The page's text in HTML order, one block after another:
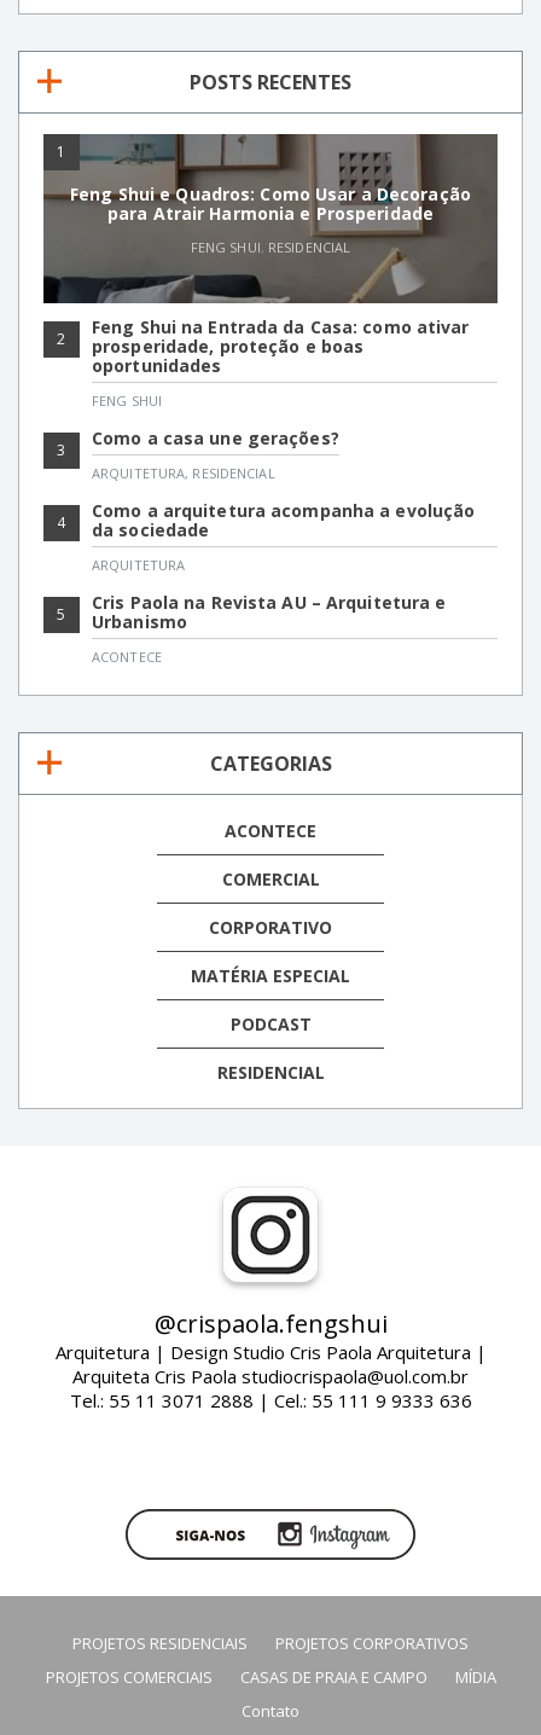
POSTS RECENTES
1
Feng Shui e Quadros: Como Usar a Decoração
para Atrair Harmonia e Prosperidade
FENG SHUI, RESIDENCIAL
2
Feng Shui na Entrada da Casa: como ativar
prosperidade, proteção e boas
oportunidades
FENG SHUI
3 Como a casa une gerações?
ARQUITETURA, RESIDENCIAL
4
Como a arquitetura acompanha a evolução
da sociedade
ARQUITETURA
5
Cris Paola na Revista AU – Arquitetura e
Urbanismo
ACONTECE
CATEGORIAS
ACONTECE
COMERCIAL
CORPORATIVO
MATÉRIA ESPECIAL
PODCAST
RESIDENCIAL
@crispaola.fengshui
Arquitetura | Design Studio Cris Paola Arquitetura |
Arquiteta Cris Paola studiocrispaola@uol.com.br
Tel.: 55 11 3071 2888 | Cel.: 55 111 9 9333 636
PROJETOS RESIDENCIAIS
PROJETOS CORPORATIVOS
PROJETOS COMERCIAIS
CASAS DE PRAIA E CAMPO
MÍDIA
Contato